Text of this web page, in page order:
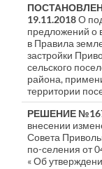
19.11.2018О
предложений о
в Правила
застройки
сельского
района,
территории
РЕШЕНИЕ №167
внесении
Совета
по-селения от
« Об